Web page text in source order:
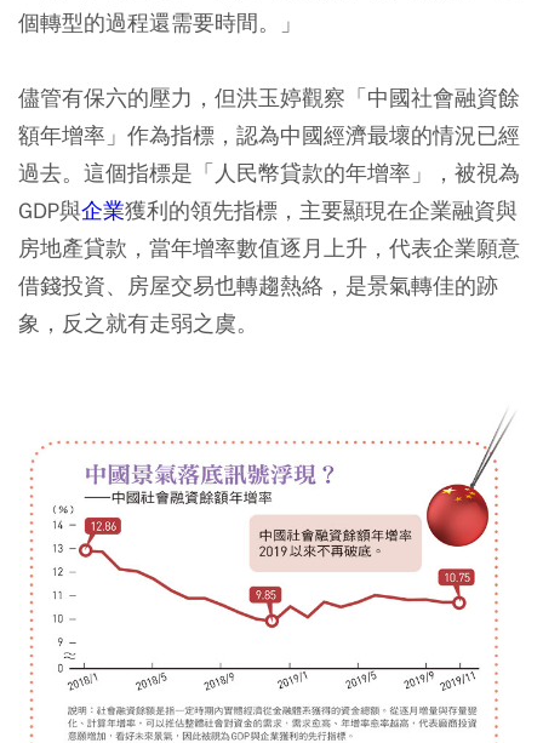
個轉型的過程還需要時間。」
儘管有保六的壓力，但洪玉婷觀察「中國社會融資餘
額年增率」作為指標，認為中國經濟最壞的情況已經
過去。這個指標是「人民幣貸款的年增率」，被視為
GDP與企業獲利的領先指標，主要顯現在企業融資與
房地產貸款，當年增率數值逐月上升，代表企業願意
借錢投資、房屋交易也轉趨熱絡，是景氣轉佳的跡
象，反之就有走弱之虞。